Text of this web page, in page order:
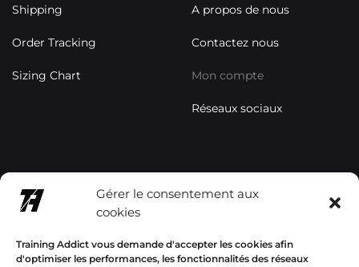
Gérer le consentement aux
cookies
Training Addict vous demande d'accepter les cookies afin
d'optimiser les performances, les fonctionnalités des réseaux
Shipping
Order Tracking
Sizing Chart
A propos de nous
Contactez nous
Mon compte
Réseaux sociaux
p.com